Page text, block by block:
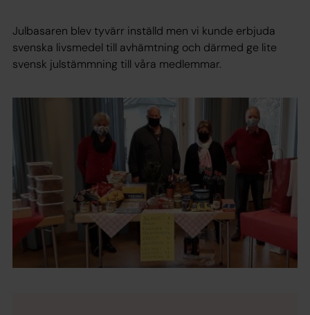
Julbasaren blev tyvärr inställd men vi kunde erbjuda
svenska livsmedel till avhämtning och därmed ge lite
svensk julstämmning till våra medlemmar.